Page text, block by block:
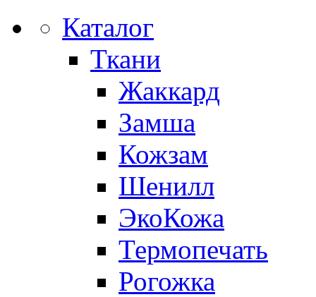
Каталог
Ткани
Жаккард
Замша
Кожзам
Шенилл
ЭкоКожа
Термопечать
Рогожка